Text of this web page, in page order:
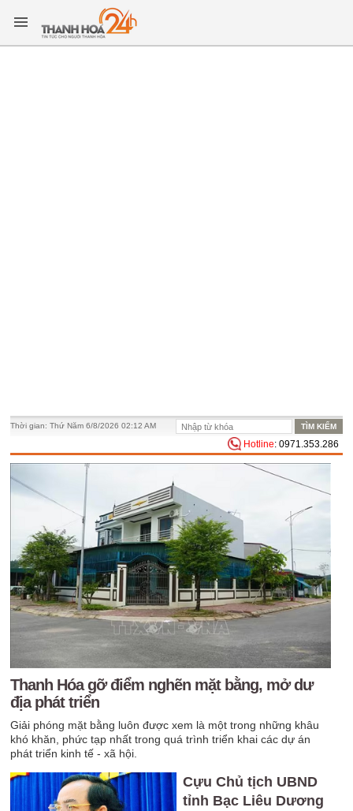
Thời gian:Thứ Năm 6/8/2026 02:12 AM
Hotline: 0971.353.286
Thanh Hóa gỡ điểm nghẽn mặt bằng, mở dư
địa phát triển
Giải phóng mặt bằng luôn được xem là một trong những khâu
khó khăn, phức tạp nhất trong quá trình triển khai các dự án
phát triển kinh tế - xã hội.
Cựu Chủ tịch UBND
tỉnh Bạc Liêu Dương